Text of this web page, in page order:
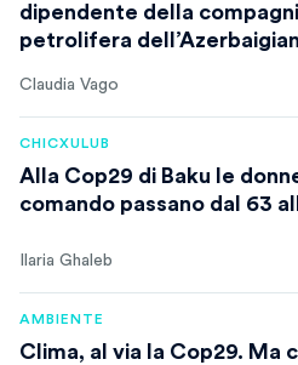
dipendente della
petrolifera dell’Azerbaigian
Claudia Vago
CHICXULUB
Alla Cop29 di Baku le
comando passano dal 63
Ilaria Ghaleb
AMBIENTE
Clima, al via la Cop29. Ma